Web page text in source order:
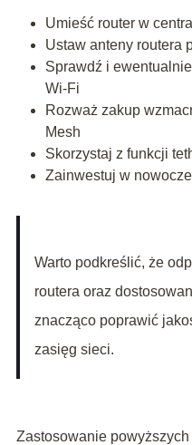
Umieść router w
Ustaw anteny routera
Sprawdź i
Wi-Fi
Rozważ zakup
Mesh
Skorzystaj z funkcji
Zainwestuj w
Warto podkreślić, że
routera oraz
znacząco poprawić
zasięg sieci.
Zastosowanie